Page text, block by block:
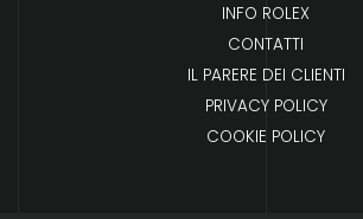
INFO ROLEX
CONTATTI
IL PARERE DEI CLIENTI
PRIVACY POLICY
COOKIE POLICY